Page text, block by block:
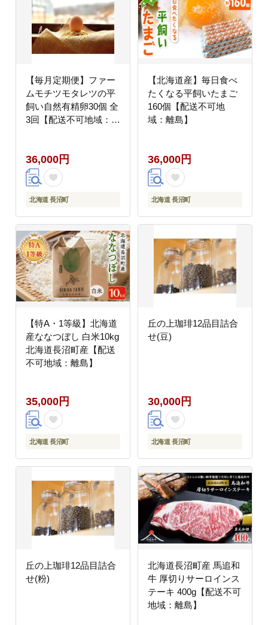
【毎月定期便】ファー
ムモチツモタレツの平
飼い自然有精卵30個 全
3回【配送不可地域：離
36,000円
北海道 長沼町
【北海道産】毎日食べ
たくなる平飼いたまご
160個【配送不可地
域：離島】
36,000円
北海道 長沼町
【特A・1等級】北海道
産ななつぼし 白米10kg
北海道長沼町産【配送
不可地域：離島】
35,000円
北海道 長沼町
丘の上珈琲12品目詰合
せ(豆)
30,000円
北海道 長沼町
丘の上珈琲12品目詰合
せ(粉)
北海道長沼町産 馬追和
牛 厚切りサーロインス
テーキ 400g【配送不可
地域：離島】